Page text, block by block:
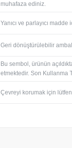
muhafaza ediniz.
Yanıcı ve parlayıcı madde
Geri dönüştürülebilir
Bu sembol, ürünün
etmektedir. Son Kullanma
Çevreyi korumak için lütfen